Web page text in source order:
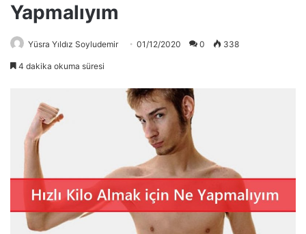
Yapmalıyım
Yüsra Yıldız Soyludemir 01/12/2020 0 338
4 dakika okuma süresi